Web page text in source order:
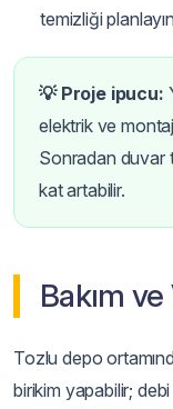
temizliği planlayın
💡 Proje ipucu:
elektrik ve
Sonradan duvar
kat artabilir.
Bakım
Tozlu depo
birikim yapabilir;